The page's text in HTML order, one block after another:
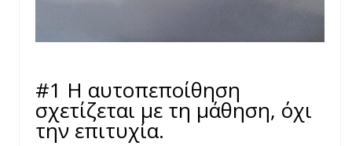
#1 Η αυτοπεποίθηση
σχετίζεται με τη μάθηση, όχι
την επιτυχία.